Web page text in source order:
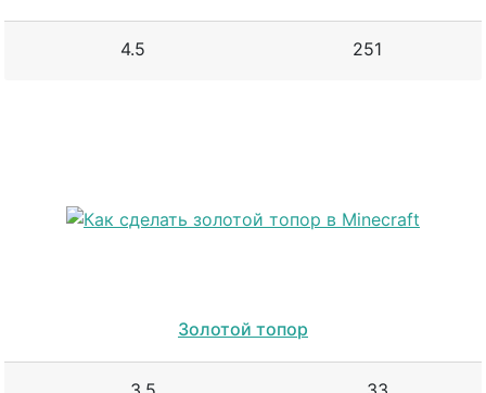
4.5 251
Золотой топор